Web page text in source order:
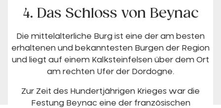
4. Das Schloss von Beynac
Die mittelalterliche Burg ist eine der am besten
erhaltenen und bekanntesten Burgen der Region
und liegt auf einem Kalksteinfelsen über dem Ort
am rechten Ufer der Dordogne.
Zur Zeit des Hundertjährigen Krieges war die
Festung Beynac eine der französischen